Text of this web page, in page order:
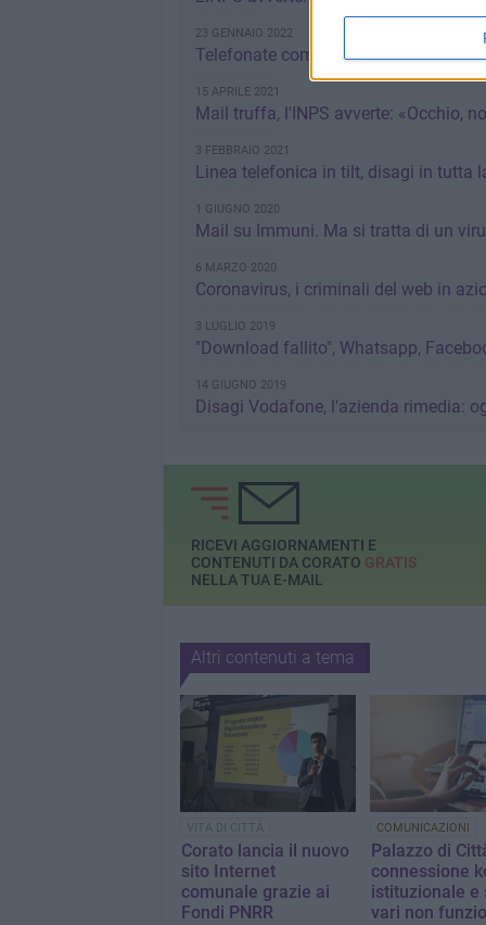
23 GENNAIO 2022
Telefonate commerciali, ecco come
15 APRILE 2021
Mail truffa, l'INPS avverte: «Occhio,
3 FEBBRAIO 2021
Linea telefonica in tilt, disagi in tutta
1 GIUGNO 2020
Mail su Immuni. Ma si tratta di un
6 MARZO 2020
Coronavirus, i criminali del web in
3 LUGLIO 2019
"Download fallito", Whatsapp,
14 GIUGNO 2019
Disagi Vodafone, l'azienda rimedia:
RICEVI AGGIORNAMENTI E
CONTENUTI DA CORATO GRATIS
NELLA TUA E-MAIL
Altri contenuti a tema
VITA DI CITTÀ
Corato lancia il nuovo
sito Internet
comunale grazie ai
Fondi PNRR
COMUNICAZIONI
Palazzo di
connessione
istituzionale e
vari non